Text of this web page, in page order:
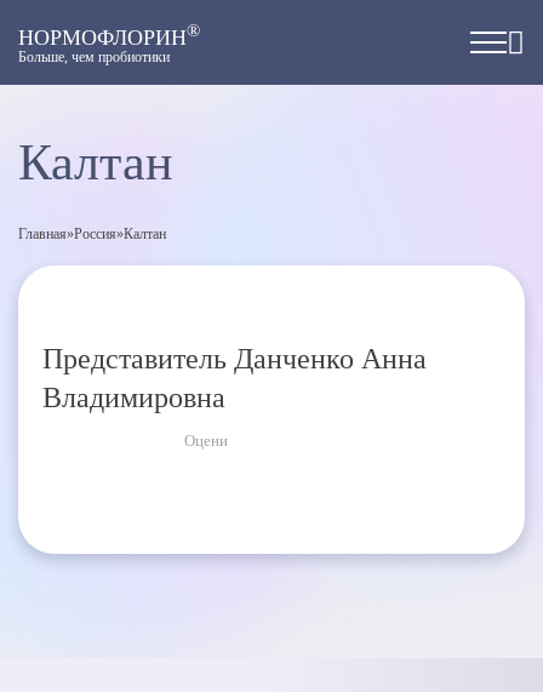
НОРМОФЛОРИН®
Больше, чем пробиотики
Калтан
Главная»Россия»Калтан
Представитель Данченко Анна
Владимировна
Оцени